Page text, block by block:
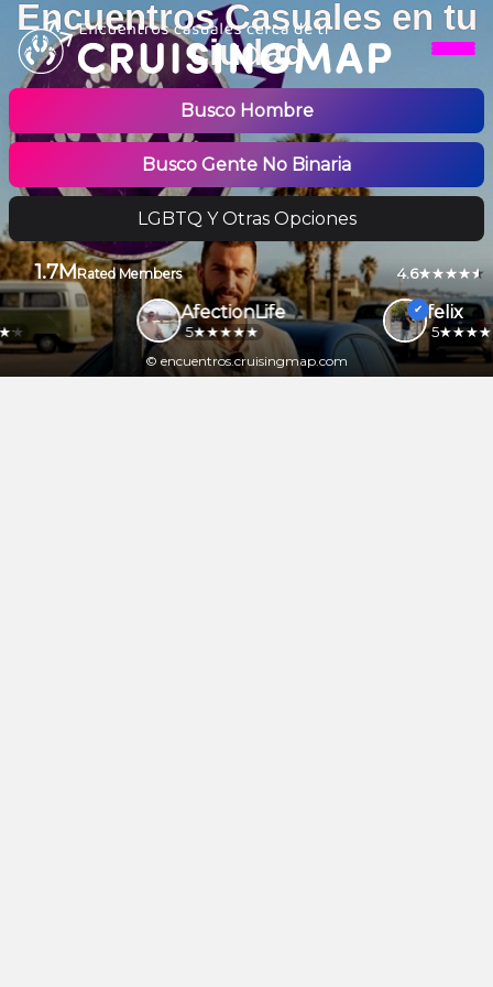
Encuentros Casuales en tu
ciudad
Busco Hombre
Busco Gente No Binaria
LGBTQ Y Otras Opciones
1.7MRated Members 4.6
felix
5
AfectionLife
5
© encuentros.cruisingmap.com